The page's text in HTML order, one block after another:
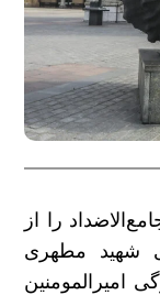
را از
شهید مطهری
امیرالمومنین